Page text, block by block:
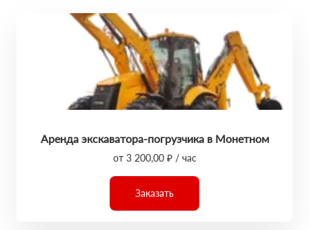
Аренда экскаватора-погрузчика в Монетном
от 3 200,00 ₽ / час
Заказать